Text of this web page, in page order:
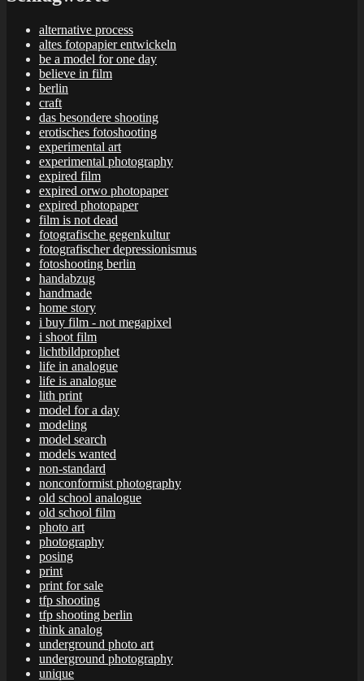
alternative process
altes fotopapier entwickeln
be a model for one day
believe in film
berlin
craft
das besondere shooting
erotisches fotoshooting
experimental art
experimental photography
expired film
expired orwo photopaper
expired photopaper
film is not dead
fotografische gegenkultur
fotografischer depressionismus
fotoshooting berlin
handabzug
handmade
home story
i buy film - not megapixel
i shoot film
lichtbildprophet
life in analogue
life is analogue
lith print
model for a day
modeling
model search
models wanted
non-standard
nonconformist photography
old school analogue
old school film
photo art
photography
posing
print
print for sale
tfp shooting
tfp shooting berlin
think analog
underground photo art
underground photography
unique